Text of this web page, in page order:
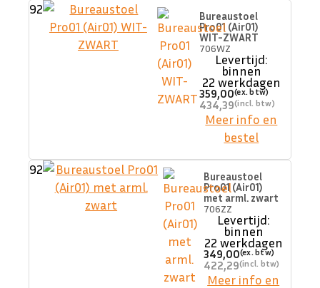
92
Bureaustoel
Pro01 (Air01)
WIT-ZWART
706WZ
Levertijd:
binnen
22 werkdagen
359,00
434,39
Meer info en
bestel
92
Bureaustoel
Pro01 (Air01)
met arml. zwart
706ZZ
Levertijd:
binnen
22 werkdagen
349,00
422,29
Meer info en